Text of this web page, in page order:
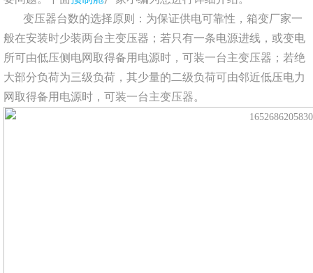
变压器台数的选择原则：为保证供电可靠性，箱变厂家一
般在安装时少装两台主变压器；若只有一条电源进线，或变电
所可由低压侧电网取得备用电源时，可装一台主变压器；若绝
大部分负荷为三级负荷，其少量的二级负荷可由邻近低压电力
网取得备用电源时，可装一台主变压器。